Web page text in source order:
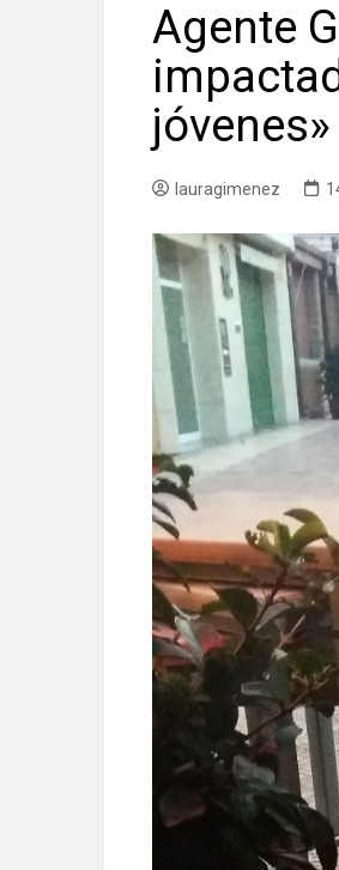
Agente
jóvenes»
lauragimenez